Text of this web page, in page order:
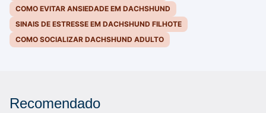
COMO EVITAR ANSIEDADE EM DACHSHUND
SINAIS DE ESTRESSE EM DACHSHUND FILHOTE
COMO SOCIALIZAR DACHSHUND ADULTO
Recomendado